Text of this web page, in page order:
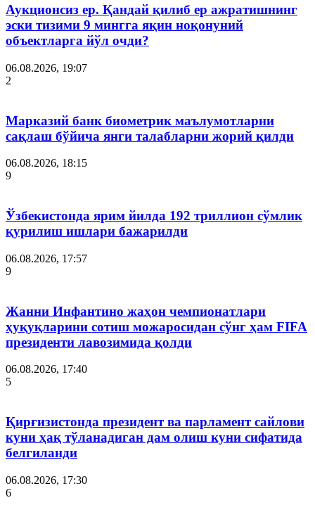
Аукционсиз ер. Қандай қилиб ер ажратишнинг
эски тизими 9 мингга яқин ноқонуний
объектларга йўл очди?
06.08.2026, 19:07
2
Марказий банк биометрик маълумотларни
сақлаш бўйича янги талабларни жорий қилди
06.08.2026, 18:15
9
Ўзбекистонда ярим йилда 192 триллион сўмлик
қурилиш ишлари бажарилди
06.08.2026, 17:57
9
Жанни Инфантино жаҳон чемпионатлари
ҳуқуқларини сотиш можаросидан сўнг ҳам FIFA
президенти лавозимида қолди
06.08.2026, 17:40
5
Қирғизистонда президент ва парламент сайлови
куни ҳақ тўланадиган дам олиш куни сифатида
белгиланди
06.08.2026, 17:30
6